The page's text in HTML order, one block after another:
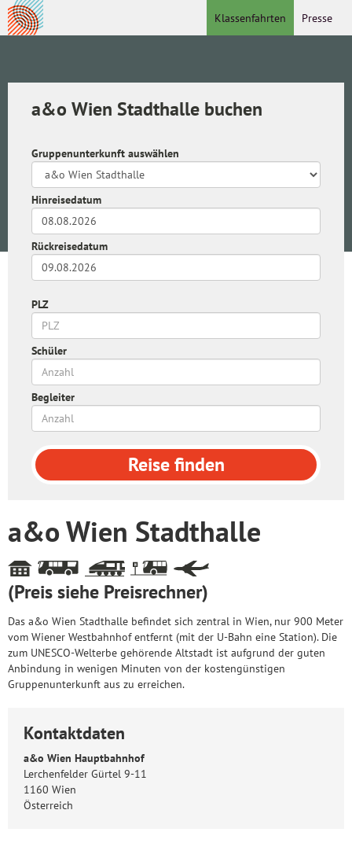
Presse
Klassenfahrten
a&o Wien Stadthalle buchen
Gruppenunterkunft auswählen
Hinreisedatum
Rückreisedatum
PLZ
Schüler
Begleiter
Reisefinden
a&o Wien Stadthalle
(Preis siehe Preisrechner)
Das a&o Wien Stadthalle befindet sich zentral in Wien, nur 900 Meter
vom Wiener Westbahnhof entfernt (mit der U-Bahn eine Station). Die
zum UNESCO-Welterbe gehörende Altstadt ist aufgrund der guten
Anbindung in wenigen Minuten von der kostengünstigen
Gruppenunterkunft aus zu erreichen.
Kontaktdaten
a&o Wien Hauptbahnhof
Lerchenfelder Gürtel 9-11
1160 Wien
Österreich